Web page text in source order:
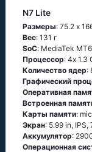
N7 Lite
Размеры: 75.2 x
Вес: 131 г
SoC: МеdiаТеk
Процессор: 4х
Количество ядер:
Графический
Оперативная
Встроенная
Карты памяти:
Экран: 5.99 in,
Аккумулятор:
Oперационная